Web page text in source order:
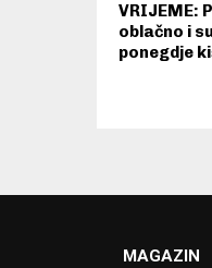
VRIJEME:
oblačno i
ponegdje
MAGAZIN